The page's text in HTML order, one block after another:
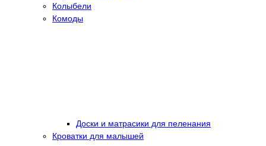
Колыбели
Комоды
Доски и матрасики для пеленания
Кроватки для малышей